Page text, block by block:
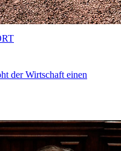
der Wirtschaft einen